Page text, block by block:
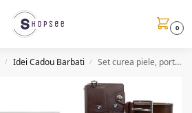
0
/ Idei Cadou Barbati / Set curea piele, portofel si husa chei cu sigla auto, cutie cadou